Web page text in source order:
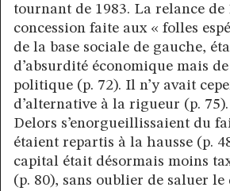
tournant de 1983. La relance de
concession faite aux « folles
de la base sociale de gauche,
d’absurdité économique mais
politique (p. 72). Il n’y avait
d’alternative à la rigueur (p.
Delors s’enorgueillissaient du
étaient repartis à la hausse (p.
capital était désormais moins
(p. 80), sans oublier de saluer le